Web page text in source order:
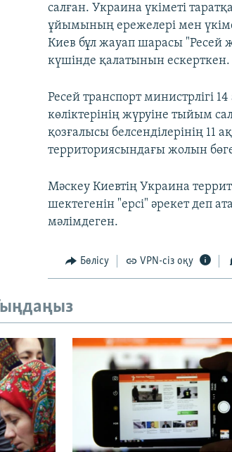
салған. Украина үкіметі
ұйымының ережелері мен
Киев бұл жауап шарасы "Ресей
күшінде қалатынын ескерткен.
Ресей транспорт министрлігі
көліктерінің жүруіне тыйым
қозғалысы белсенділерінің 11
территориясындағы жолын
Мәскеу Киевтің Украина
шектегенін "ерсі" әрекет деп
мәлімдеген.
Бөлісу VPN-сіз оқу